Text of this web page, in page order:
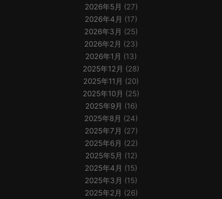
2026年5月 (27)
2026年4月 (17)
2026年3月 (25)
2026年2月 (23)
2026年1月 (13)
2025年12月 (28)
2025年11月 (20)
2025年10月 (25)
2025年9月 (16)
2025年8月 (24)
2025年7月 (27)
2025年6月 (22)
2025年5月 (12)
2025年4月 (15)
2025年3月 (15)
2025年2月 (26)